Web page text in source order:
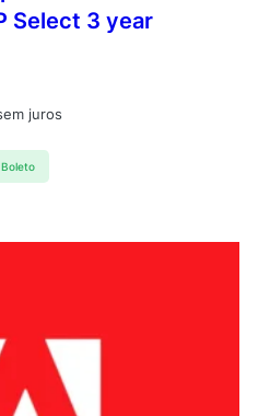
Select 3 year
juros